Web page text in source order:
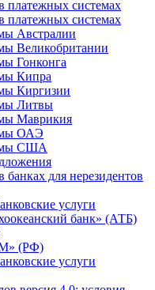
платежных системах
платежных системах
Австралии
Великобритании
Гонконга
Кипра
Киргизии
Литвы
Маврикия
ОАЭ
США
банках для нерезидентов
услуги
банк» (АТБ)
(РФ)
услуги